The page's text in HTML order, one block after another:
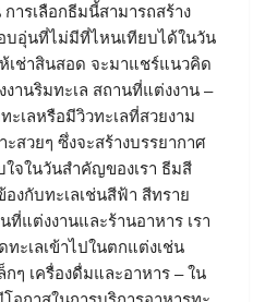
ารเลือกธีมนี้สามารถสร้าง
อุ่นที่ไม่มีที่ไหนเทียบได้ในวัน
เช่าสินสอด จะมาแชร์แนวคิด
านริมทะเล สถานที่แต่งงาน –
เลหรือมีวิวทะเลที่สวยงาม
สวยๆ ซึ่งจะสร้างบรรยากาศ
จในวันสำคัญของเรา ธีมสี
งกับทะเลเช่นสีฟ้า สีทราย
แต่งงานและร้านอาหาร เรา
ทะเลเข้าไปในตกแต่งเช่น
ๆ เครื่องดื่มและอาหาร – ใน